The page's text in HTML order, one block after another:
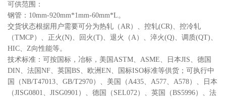
可供范围：
钢管：10mm-920mm*1mm-60mm*L。
交货状态根据用户需要可分为热轧（AR）、控轧(CR)、控冷轧
（TMCP）、正火(N)、回火(T)、退火（A）、淬火(Q)、调质(QT)、
HIC、Z向性能等。
技术标准：可按国标，冶标，美国 ASTM、ASME、日本JIS、德国
DIN、法国NF、英国BS、欧洲EN、国标ISO标准等供货；可执行中
国（NB/T47013、GB/T2970）、美国（A435、A577、A578）、日本
（JISG0801、JISG0901）、德国（SEL072）、英国（BS5996）、法